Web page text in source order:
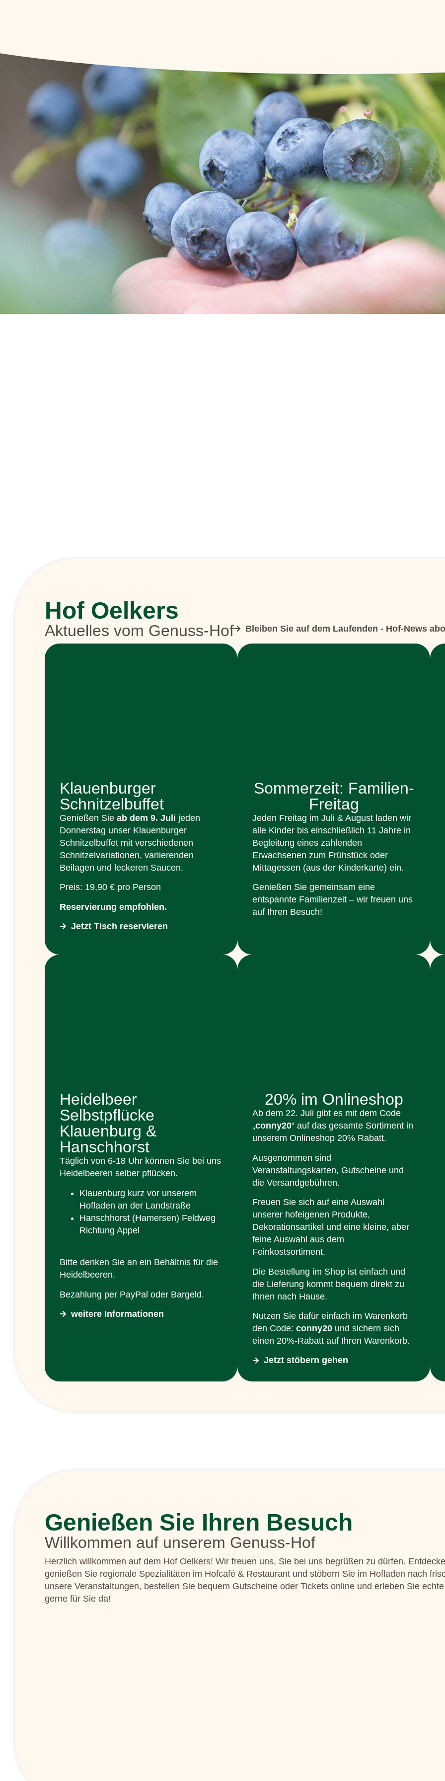
Hof Oelkers
Aktuelles vom Genuss-Hof Bleiben Sie auf dem Laufenden - Hof-News
Klauenburger
Schnitzelbuffet
Genießen Sie ab dem 9. Juli jeden
Donnerstag unser Klauenburger
Schnitzelbuffet mit verschiedenen
Schnitzelvariationen, variierenden
Beilagen und leckeren Saucen.
Preis: 19,90 € pro Person
Reservierung empfohlen.
Jetzt Tisch reservieren
Sommerzeit: Familien-
Freitag
Jeden Freitag im Juli & August laden wir
alle Kinder bis einschließlich 11 Jahre in
Begleitung eines zahlenden
Erwachsenen zum Frühstück oder
Mittagessen (aus der Kinderkarte) ein.
Genießen Sie gemeinsam eine
entspannte Familienzeit – wir freuen uns
auf Ihren Besuch!
Heidelbeer
Selbstpflücke
Klauenburg &
Hanschhorst
Täglich von 6-18 Uhr können Sie bei uns
Heidelbeeren selber pflücken.
Klauenburg kurz vor unserem
Hofladen an der Landstraße
Hanschhorst (Hamersen) Feldweg
Richtung Appel
Bitte denken Sie an ein Behältnis für die
Heidelbeeren.
Bezahlung per PayPal oder Bargeld.
weitere Informationen
20% im Onlineshop
Ab dem 22. Juli gibt es mit dem Code
„conny20“ auf das gesamte Sortiment in
unserem Onlineshop 20% Rabatt.
Ausgenommen sind
Veranstaltungskarten, Gutscheine und
die Versandgebühren.
Freuen Sie sich auf eine Auswahl
unserer hofeigenen Produkte,
Dekorationsartikel und eine kleine, aber
feine Auswahl aus dem
Feinkostsortiment.
Die Bestellung im Shop ist einfach und
die Lieferung kommt bequem direkt zu
Ihnen nach Hause.
Nutzen Sie dafür einfach im Warenkorb
den Code: conny20 und sichern sich
einen 20%-Rabatt auf Ihren Warenkorb.
Jetzt stöbern gehen
Genießen Sie Ihren Besuch
Willkommen auf unserem Genuss-Hof
Herzlich willkommen auf dem Hof Oelkers! Wir freuen uns, Sie bei uns begrüßen zu dürfen.
genießen Sie regionale Spezialitäten im Hofcafé & Restaurant und stöbern Sie im Hofladen nach
unsere Veranstaltungen, bestellen Sie bequem Gutscheine oder Tickets online und erleben Sie
gerne für Sie da!